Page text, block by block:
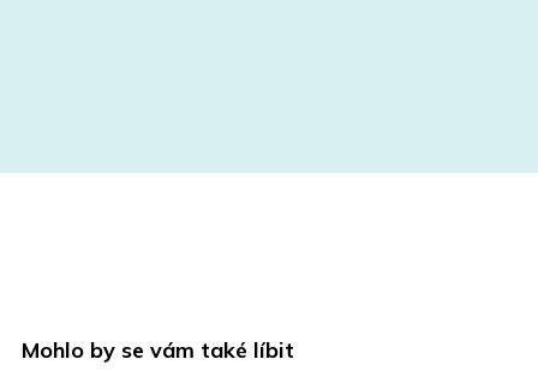
Mohlo by se vám také líbit